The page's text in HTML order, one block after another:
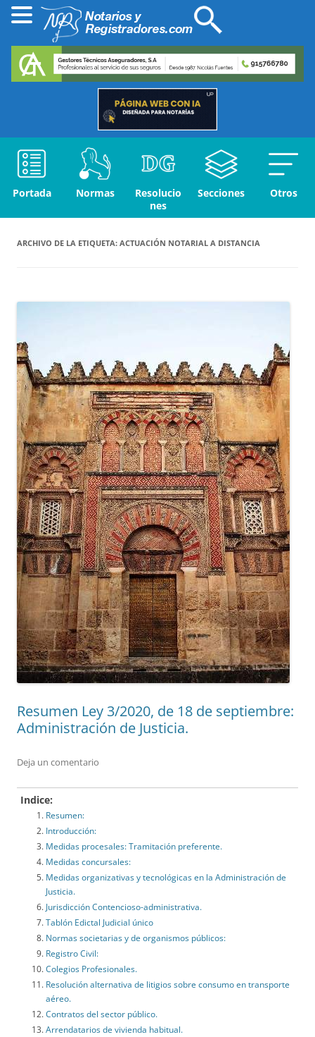
Portada Normas
Resolucio
nes
Secciones Otros
ARCHIVO DE LA ETIQUETA: ACTUACIÓN NOTARIAL A DISTANCIA
Resumen Ley 3/2020, de 18 de septiembre:
Administración de Justicia.
Deja un comentario
Indice:
Resumen:
Introducción:
Medidas procesales: Tramitación preferente.
Medidas concursales:
Medidas organizativas y tecnológicas en la Administración de
Justicia.
Jurisdicción Contencioso-administrativa.
Tablón Edictal Judicial único
Normas societarias y de organismos públicos:
Registro Civil:
Colegios Profesionales.
Resolución alternativa de litigios sobre consumo en transporte
aéreo.
Contratos del sector público.
Arrendatarios de vivienda habitual.